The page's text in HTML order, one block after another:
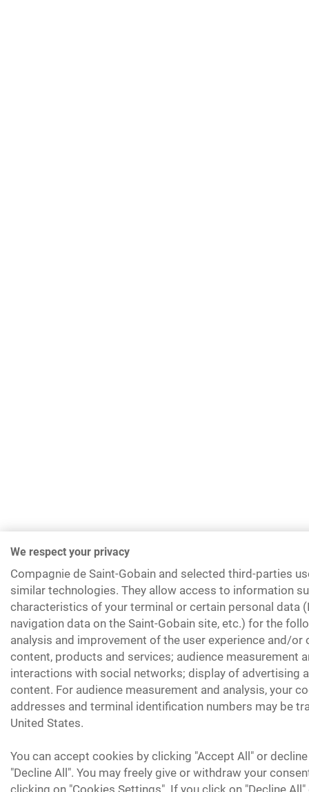
We respect your privacy
Compagnie de Saint-Gobain and selected third-parties
similar technologies. They allow access to information
characteristics of your terminal or certain personal data
navigation data on the Saint-Gobain site, etc.) for the
analysis and improvement of the user experience and/or
content, products and services; audience measurement
interactions with social networks; display of advertising
content. For audience measurement and analysis, your
addresses and terminal identification numbers may be
United States.
You can accept cookies by clicking "Accept All" or
"Decline All". You may freely give or withdraw your